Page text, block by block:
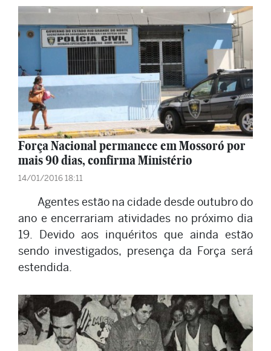
Força Nacional permanece em Mossoró por
mais 90 dias, confirma Ministério
14/01/2016 18:11
Agentes estão na cidade desde outubro do
ano e encerrariam atividades no próximo dia
19. Devido aos inquéritos que ainda estão
sendo investigados, presença da Força será
estendida.